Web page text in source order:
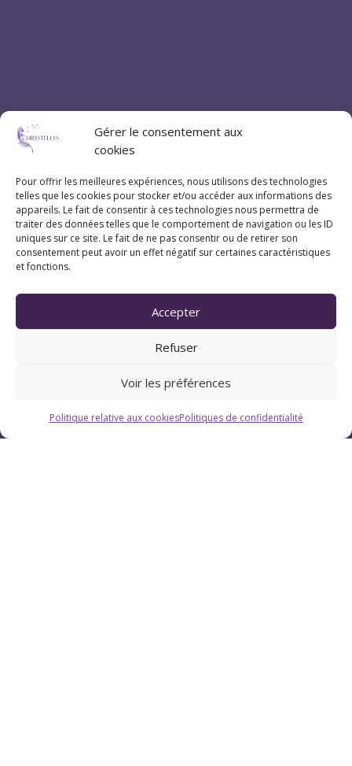
Gérer le consentement aux
cookies
Pour offrir les meilleures expériences, nous utilisons des technologies
telles que les cookies pour stocker et/ou accéder aux informations des
appareils. Le fait de consentir à ces technologies nous permettra de
traiter des données telles que le comportement de navigation ou les ID
uniques sur ce site. Le fait de ne pas consentir ou de retirer son
consentement peut avoir un effet négatif sur certaines caractéristiques
et fonctions.
Accepter
Refuser
Voir les préférences
Politique relative aux cookiesPolitiques de confidentialité
Coordonnées
07 83 20 79 47
Pau (Pyrénées-Atlantiques 64)
Suivez Chrystellys